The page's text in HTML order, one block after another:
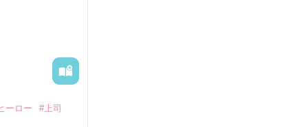
れた上、二
ーロー #上司